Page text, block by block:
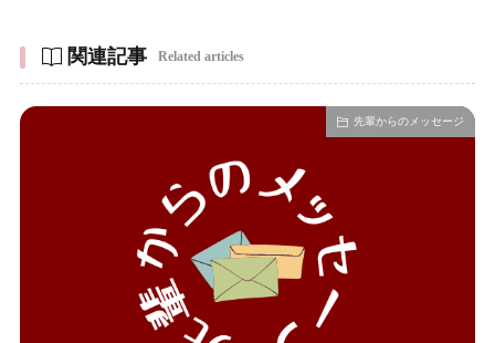
関連記事 Related articles
先輩からのメッセージ